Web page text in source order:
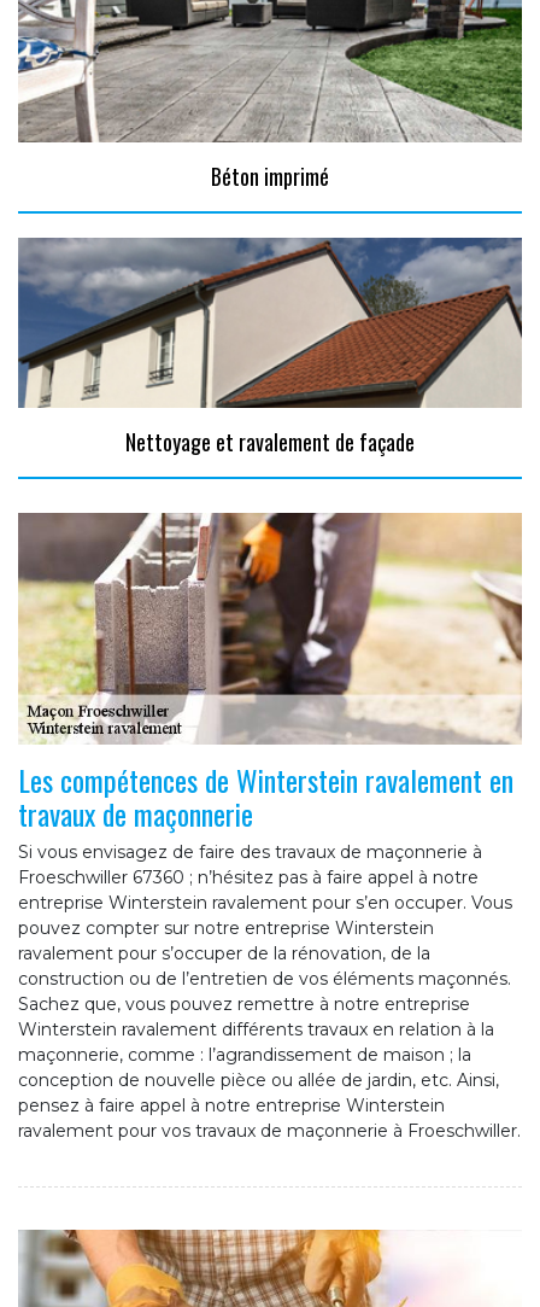
Béton imprimé
Nettoyage et ravalement de façade
Les compétences de Winterstein ravalement en
travaux de maçonnerie
Si vous envisagez de faire des travaux de maçonnerie à
Froeschwiller 67360 ; n’hésitez pas à faire appel à notre
entreprise Winterstein ravalement pour s’en occuper. Vous
pouvez compter sur notre entreprise Winterstein
ravalement pour s’occuper de la rénovation, de la
construction ou de l’entretien de vos éléments maçonnés.
Sachez que, vous pouvez remettre à notre entreprise
Winterstein ravalement différents travaux en relation à la
maçonnerie, comme : l’agrandissement de maison ; la
conception de nouvelle pièce ou allée de jardin, etc. Ainsi,
pensez à faire appel à notre entreprise Winterstein
ravalement pour vos travaux de maçonnerie à Froeschwiller.